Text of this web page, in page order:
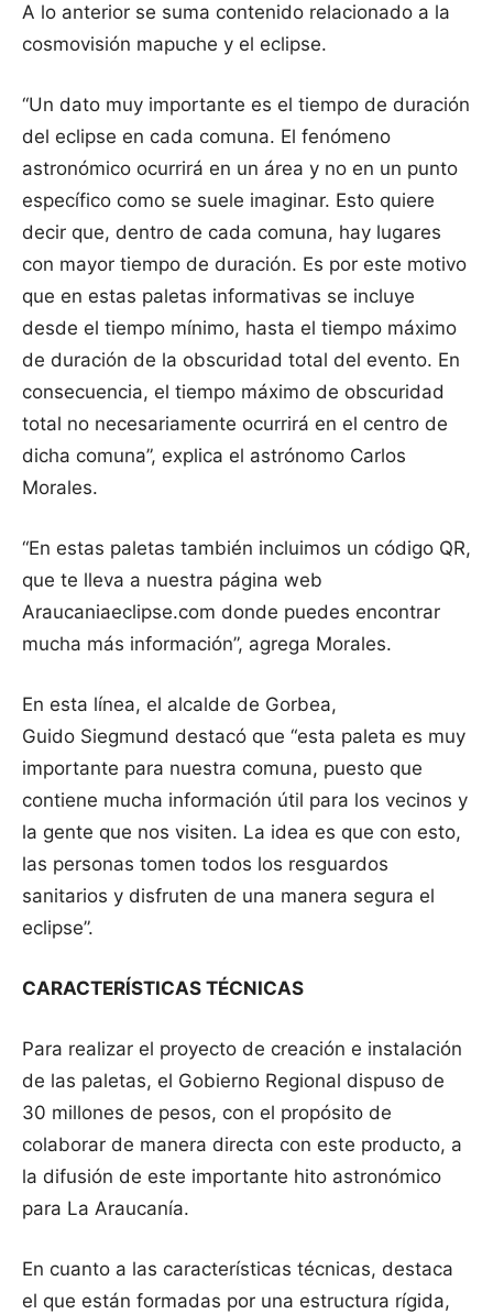
A lo anterior se suma contenido relacionado a la
cosmovisión mapuche y el eclipse.
“Un dato muy importante es el tiempo de duración
del eclipse en cada comuna. El fenómeno
astronómico ocurrirá en un área y no en un punto
específico como se suele imaginar. Esto quiere
decir que, dentro de cada comuna, hay lugares
con mayor tiempo de duración. Es por este motivo
que en estas paletas informativas se incluye
desde el tiempo mínimo, hasta el tiempo máximo
de duración de la obscuridad total del evento. En
consecuencia, el tiempo máximo de obscuridad
total no necesariamente ocurrirá en el centro de
dicha comuna”, explica el astrónomo Carlos
Morales.
“En estas paletas también incluimos un código QR,
que te lleva a nuestra página web
Araucaniaeclipse.com donde puedes encontrar
mucha más información”, agrega Morales.
En esta línea, el alcalde de Gorbea,
Guido Siegmund destacó que “esta paleta es muy
importante para nuestra comuna, puesto que
contiene mucha información útil para los vecinos y
la gente que nos visiten. La idea es que con esto,
las personas tomen todos los resguardos
sanitarios y disfruten de una manera segura el
eclipse”.
CARACTERÍSTICAS TÉCNICAS
Para realizar el proyecto de creación e instalación
de las paletas, el Gobierno Regional dispuso de
30 millones de pesos, con el propósito de
colaborar de manera directa con este producto, a
la difusión de este importante hito astronómico
para La Araucanía.
En cuanto a las características técnicas, destaca
el que están formadas por una estructura rígida,